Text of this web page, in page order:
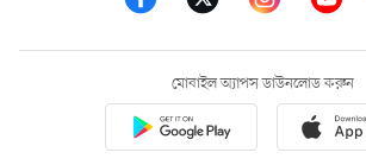
মোবাইল অ্যাপস ডাউনলোড করুন